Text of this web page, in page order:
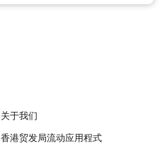
关于我们
香港贸发局流动应用程式